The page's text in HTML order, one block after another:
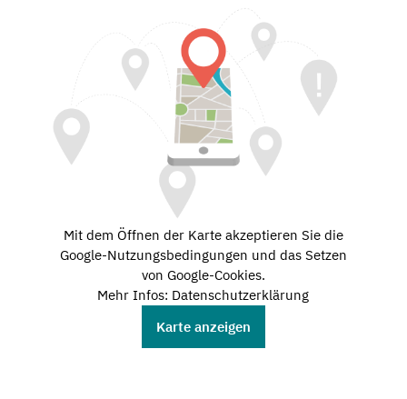
Mit dem Öffnen der Karte akzeptieren Sie die
Google-Nutzungsbedingungen und das Setzen
von Google-Cookies.
Mehr Infos: Datenschutzerklärung
Karte anzeigen